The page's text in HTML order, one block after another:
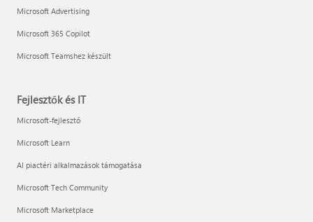
Microsoft Advertising
Microsoft 365 Copilot
Microsoft Teamshez készült
Fejlesztők és IT
Microsoft-fejlesztő
Microsoft Learn
AI piactéri alkalmazások támogatása
Microsoft Tech Community
Microsoft Marketplace